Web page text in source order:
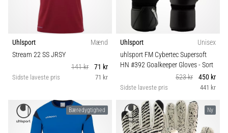
fodboldstøvler
og
touch
11teamsports
1. 7. 2025
1 min. Læsning
Teamsales
Boldtype
Funktion
Uhlsport
Mænd
Stream 22 SS JRSY
141 kr
71 kr
Sidste laveste pris 71 kr
Uhlsport
Unisex
uhlsport FM Cybertec Supersoft
HN #392 Goalkeeper Gloves- Sort
523 kr
450 kr
Sidste laveste pris 441 kr
Bæredygtighed Ny